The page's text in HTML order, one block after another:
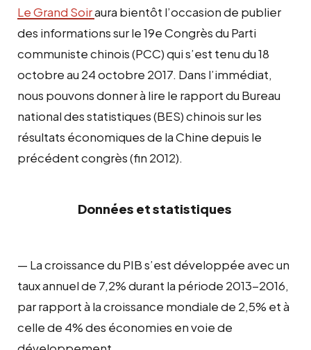
Le Grand Soiraura bientôt l’occasion de publier
des informations sur le 19e Congrès du Parti
communiste chinois (PCC) qui s’est tenu du 18
octobre au 24 octobre 2017. Dans l’immédiat,
nous pouvons donner à lire le rapport du Bureau
national des statistiques (BES) chinois sur les
résultats économiques de la Chine depuis le
précédent congrès (fin 2012).
Données et statistiques
— La croissance du PIB s’est développée avec un
taux annuel de 7,2% durant la période 2013-2016,
par rapport à la croissance mondiale de 2,5% et à
celle de 4% des économies en voie de